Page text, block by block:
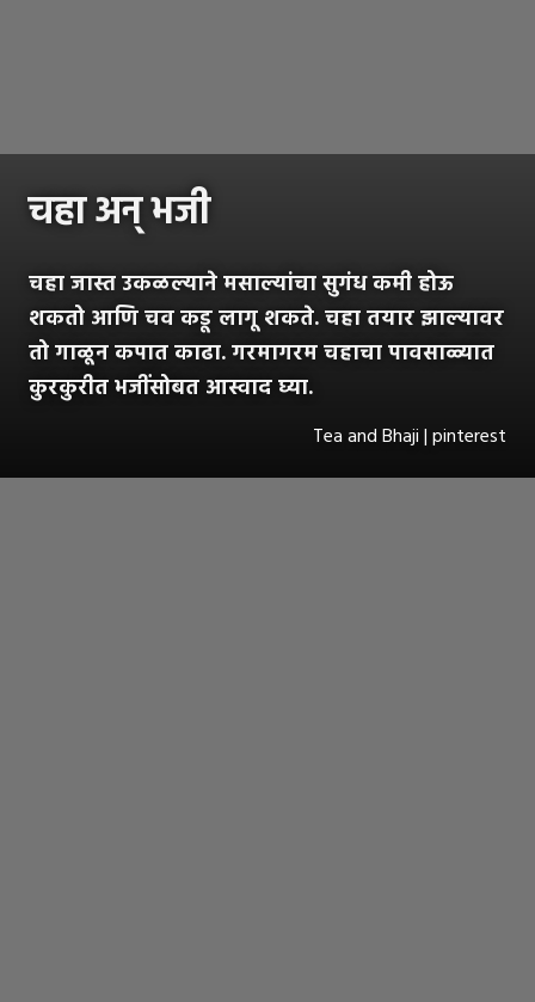
चहा अन् भजी
चहा जास्त उकळल्याने मसाल्यांचा सुगंध कमी होऊ
शकतो आणि चव कडू लागू शकते. चहा तयार झाल्यावर
तो गाळून कपात काढा. गरमागरम चहाचा पावसाळ्यात
कुरकुरीत भजींसोबत आस्वाद घ्या.
Tea and Bhaji | pinterest